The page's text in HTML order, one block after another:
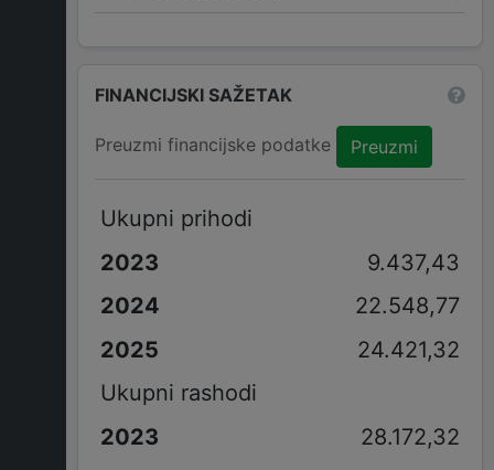
FINANCIJSKI SAŽETAK
Preuzmi financijske podatke Preuzmi
Ukupni prihodi
9.437,43
22.548,77
24.421,32
Ukupni rashodi
28.172,32